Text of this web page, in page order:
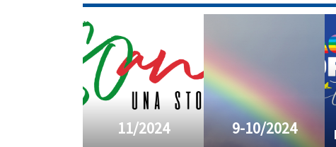
11/2024 9-10/2024